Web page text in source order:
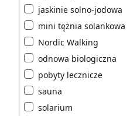
jaskinie solno-jodowa
mini tężnia solankowa
Nordic Walking
odnowa biologiczna
pobyty lecznicze
sauna
solarium